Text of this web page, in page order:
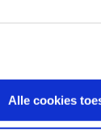
Alle cookies